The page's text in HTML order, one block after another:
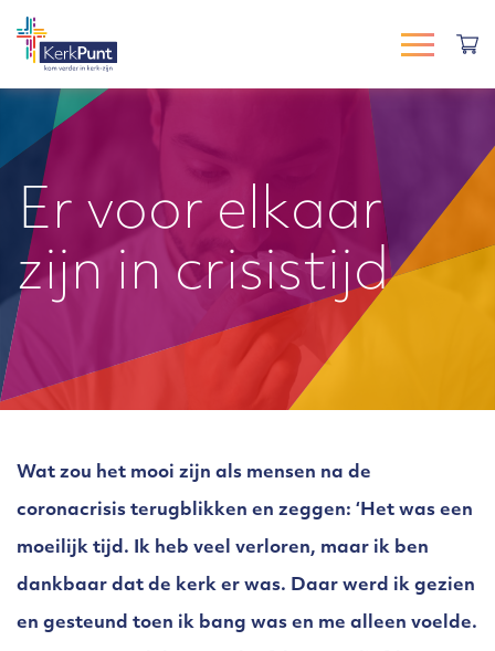
Er voor elkaar
zijn in crisistijd
Wat zou het mooi zijn als mensen na de
coronacrisis terugblikken en zeggen: ‘Het was een
moeilijk tijd. Ik heb veel verloren, maar ik ben
dankbaar dat de kerk er was. Daar werd ik gezien
en gesteund toen ik bang was en me alleen voelde.